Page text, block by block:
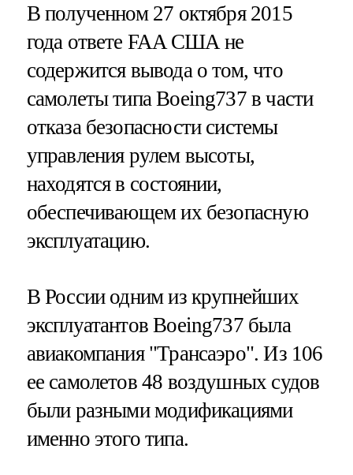
В полученном 27 октября 2015
года ответе FAA США не
содержится вывода о том, что
самолеты типа Boeing737 в части
отказа безопасности системы
управления рулем высоты,
находятся в состоянии,
обеспечивающем их безопасную
эксплуатацию.
В России одним из крупнейших
эксплуатантов Boeing737 была
авиакомпания "Трансаэро". Из 106
ее самолетов 48 воздушных судов
были разными модификациями
именно этого типа.